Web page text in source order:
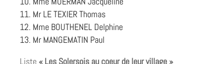
Mr LE TEXIER Thomas
Mme BOUTHENEL Delphine
Mr MANGEMATIN Paul
Liste « Les Solersois au coeur de leur village »